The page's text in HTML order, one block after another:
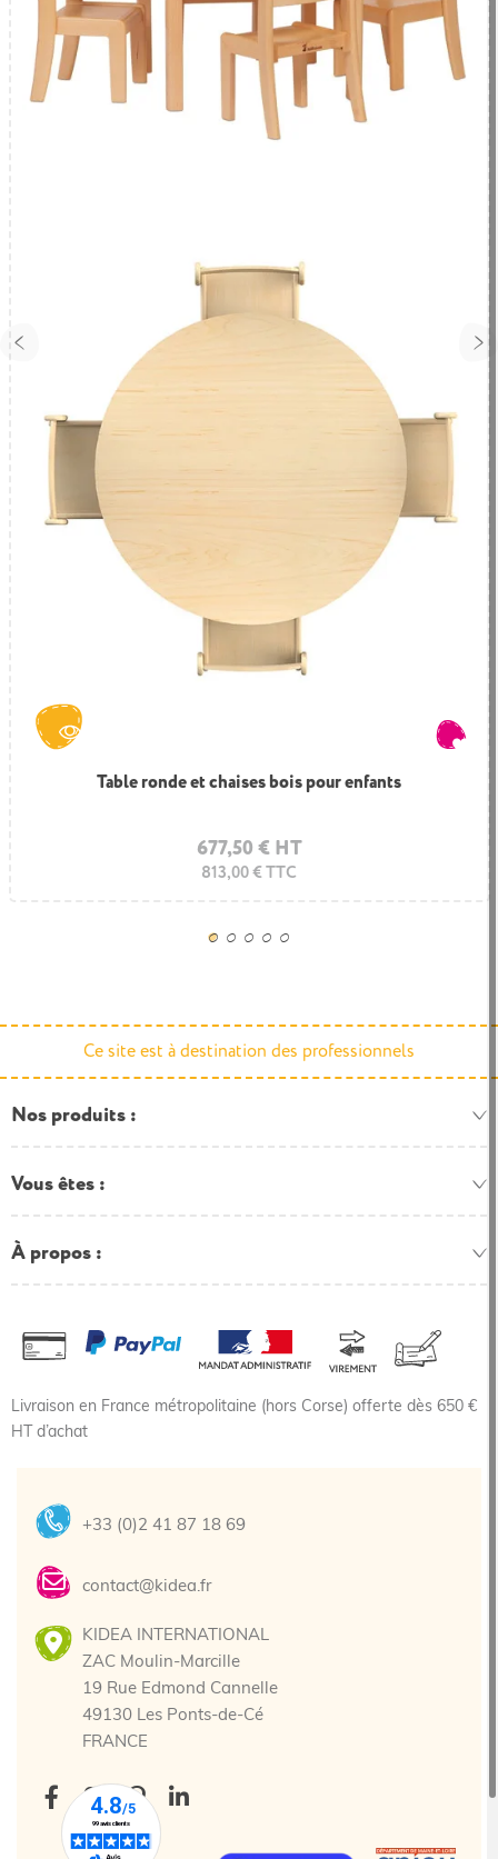
Table ronde et chaises bois pour enfants
677,50 € HT
813,00 € TTC
Table et bancs espace enfant Montessori
943,60 € HT
1.132,32 € TTC
Ce site est à destination des professionnels
Nos produits
Vous êtes
À propos
Livraison en France métropolitaine (hors Corse) offerte dès 650 €
HT d’achat
+33 (0)2 41 87 18 69
contact@kidea.fr
KIDEA INTERNATIONAL
ZAC Moulin-Marcille
19 Rue Edmond Cannelle
49130 Les Ponts-de-Cé
FRANCE